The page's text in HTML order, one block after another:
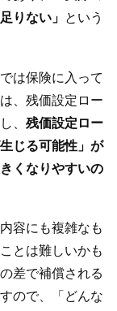
りない」 という
は保険に入って
、残価設定ロー
、 残価設定ロー
じる可能性」が
くなりやすいの
容にも複雑なも
とは難しいかも
差で補償される
ので、「どんな